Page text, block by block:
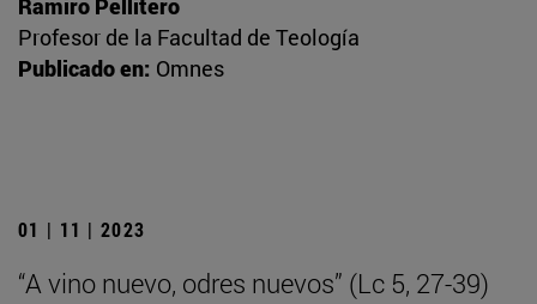
Ramiro Pellitero
Profesor de la Facultad de Teología
Publicado en: Omnes
01 | 11 | 2023
“A vino nuevo, odres nuevos” (Lc 5, 27-39)